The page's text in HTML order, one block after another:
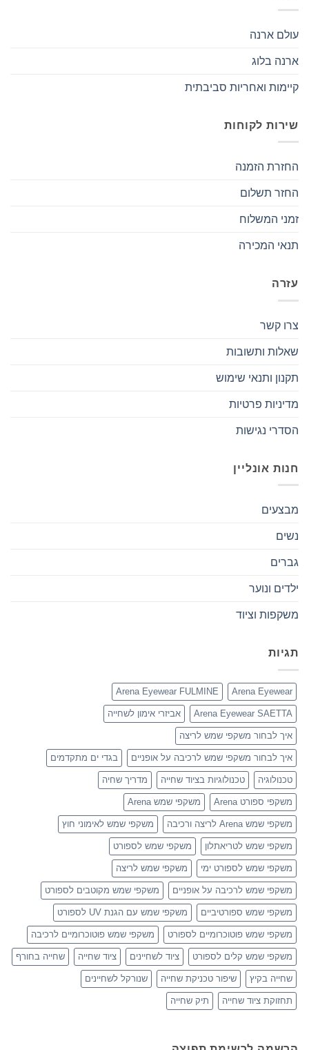
עולם ארנה
ארנה בלוג
קיימות ואחריות סביבתית
שירות לקוחות
החזרת הזמנה
החזר תשלום
זמני המשלוח
תנאי המכירה
עזרה
צרו קשר
שאלות ותשובות
תקנון ותנאי שימוש
מדיניות פרטיות
הסדרי נגישות
חנות אונליין
מבצעים
נשים
גברים
ילדים ונוער
משקפות וציוד
תגיות
Arena Eyewear
Arena Eyewear FULMINE
Arena Eyewear SAETTA אביזרי אימון לשחייה
איך לבחור משקפי שמש לריצה
איך לבחור משקפי שמש לרכיבה על אופניים בגדי ים מתקדמים
טכנולוגיה טכנולוגיות בציוד שחייה מדריך שחיה
משקפי ספורט Arena משקפי שמש Arena
משקפי שמש Arena לריצה ורכיבה משקפי שמש לאימוני חוץ
משקפי שמש לטריאתלון משקפי שמש לספורט
משקפי שמש לספורט ימי משקפי שמש לריצה
משקפי שמש לרכיבה על אופניים משקפי שמש מקוטבים לספורט
משקפי שמש ספורטיביים משקפי שמש עם הגנת UV לספורט
משקפי שמש פוטוכרומיים לספורט משקפי שמש פוטוכרומיים לרכיבה
משקפי שמש קלים לספורט ציוד לשחיינים ציוד שחייה שחייה בחורף
שחייה בקיץ שיפור טכניקת שחייה שנורקל לשחיינים
תחזוקת ציוד שחייה תיק שחייה